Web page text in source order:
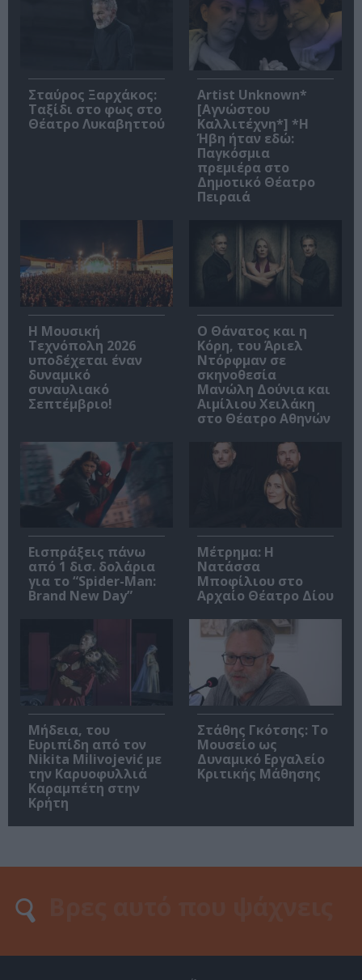
Σταύρος Ξαρχάκος:
Ταξίδι στο φως στο
Θέατρο Λυκαβηττού
Artist Unknown*
[Αγνώστου
Καλλιτέχνη*] *Η
Ήβη ήταν εδώ:
Παγκόσμια
πρεμιέρα στο
Δημοτικό Θέατρο
Πειραιά
Η Μουσική
Τεχνόπολη 2026
υποδέχεται έναν
δυναμικό
συναυλιακό
Σεπτέμβριο!
Ο Θάνατος και η
Κόρη, του Άριελ
Ντόρφμαν σε
σκηνοθεσία
Μανώλη Δούνια και
Αιμίλιου Χειλάκη
στο Θέατρο Αθηνών
Εισπράξεις πάνω
από 1 δισ. δολάρια
για το “Spider-Man:
Brand New Day”
Μέτρημα: Η
Νατάσσα
Μποφίλιου στο
Αρχαίο Θέατρο Δίου
Μήδεια, του
Ευριπίδη από τον
Nikita Milivojević με
την Καρυοφυλλιά
Καραμπέτη στην
Κρήτη
Στάθης Γκότσης: Το
Μουσείο ως
Δυναμικό Εργαλείο
Κριτικής Μάθησης